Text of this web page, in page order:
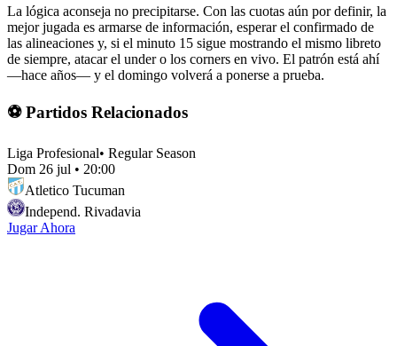
La lógica aconseja no precipitarse. Con las cuotas aún por definir, la
mejor jugada es armarse de información, esperar el confirmado de
las alineaciones y, si el minuto 15 sigue mostrando el mismo libreto
de siempre, atacar el under o los corners en vivo. El patrón está ahí
—hace años— y el domingo volverá a ponerse a prueba.
⚽ Partidos Relacionados
Liga Profesional• Regular Season
Dom 26 jul • 20:00
Atletico Tucuman
Independ. Rivadavia
Jugar Ahora